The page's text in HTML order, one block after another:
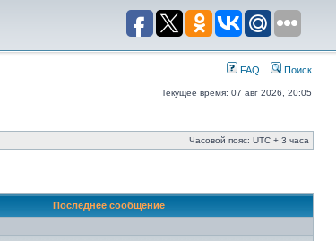
FAQ Поиск
Текущее время: 07 авг 2026, 20:05
Часовой пояс: UTC + 3 часа
Последнее сообщение